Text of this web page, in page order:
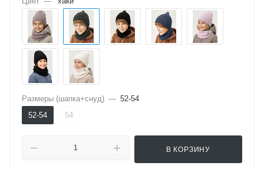
Размеры (шапка+снуд) — 52-54
52-54
54
В КОРЗИНУ